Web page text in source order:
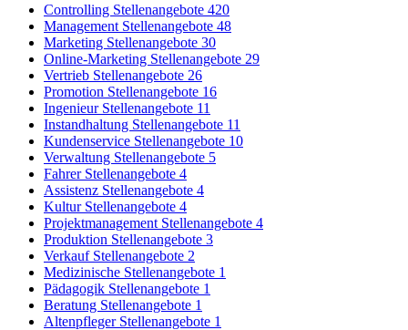
Controlling Stellenangebote 420
Management Stellenangebote 48
Marketing Stellenangebote 30
Online-Marketing Stellenangebote 29
Vertrieb Stellenangebote 26
Promotion Stellenangebote 16
Ingenieur Stellenangebote 11
Instandhaltung Stellenangebote 11
Kundenservice Stellenangebote 10
Verwaltung Stellenangebote 5
Fahrer Stellenangebote 4
Assistenz Stellenangebote 4
Kultur Stellenangebote 4
Projektmanagement Stellenangebote 4
Produktion Stellenangebote 3
Verkauf Stellenangebote 2
Medizinische Stellenangebote 1
Pädagogik Stellenangebote 1
Beratung Stellenangebote 1
Altenpfleger Stellenangebote 1